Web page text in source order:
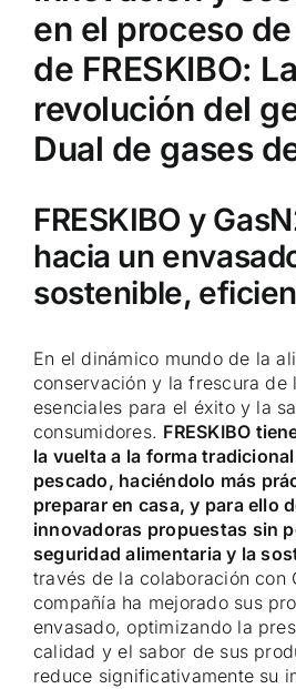
en el proceso
de FRESKIBO: La
revolución del
Dual de gases
FRESKIBO y
hacia un
sostenible,
En el dinámico mundo de la
conservación y la frescura de
esenciales para el éxito y la
consumidores. FRESKIBO
la vuelta a la forma
pescado, haciéndolo más
preparar en casa, y para ello
innovadoras propuestas sin
seguridad alimentaria y la
través de la colaboración con
compañía ha mejorado sus
envasado, optimizando la
calidad y el sabor de sus
reduce significativamente su